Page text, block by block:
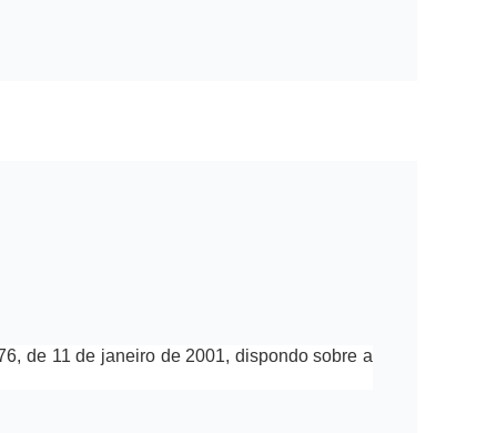
de 11 de janeiro de 2001, dispondo sobre a